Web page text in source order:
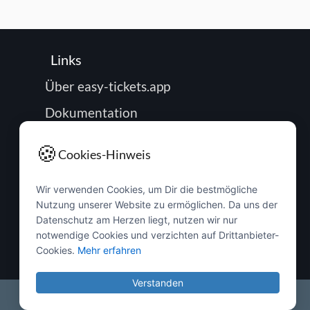
Links
Über easy-tickets.app
Dokumentation
Impressum
Datenschutz
Passwort zurücksetzen
Buchung verwalten
🍪Cookies-Hinweis
Wir verwenden Cookies, um Dir die bestmögliche
Nutzung unserer Website zu ermöglichen. Da uns der
Datenschutz am Herzen liegt, nutzen wir nur
notwendige Cookies und verzichten auf Drittanbieter-
Cookies. Mehr erfahren
Verstanden